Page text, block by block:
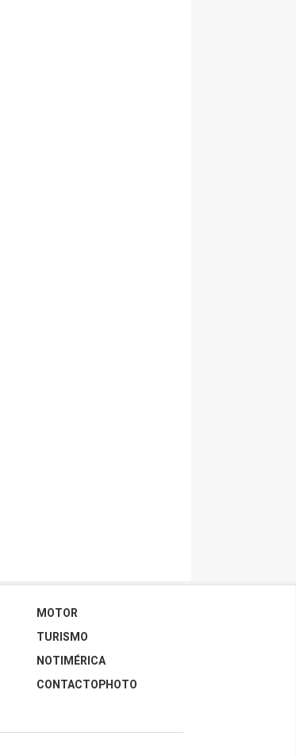
MOTOR
TURISMO
NOTIMÉRICA
CONTACTOPHOTO